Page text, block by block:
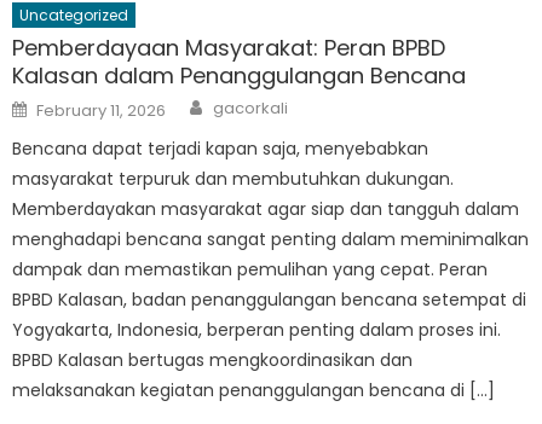
Uncategorized
Pemberdayaan Masyarakat: Peran BPBD
Kalasan dalam Penanggulangan Bencana
Posted
on
February 11, 2026 Author
gacorkali
Bencana dapat terjadi kapan saja, menyebabkan
masyarakat terpuruk dan membutuhkan dukungan.
Memberdayakan masyarakat agar siap dan tangguh dalam
menghadapi bencana sangat penting dalam meminimalkan
dampak dan memastikan pemulihan yang cepat. Peran
BPBD Kalasan, badan penanggulangan bencana setempat di
Yogyakarta, Indonesia, berperan penting dalam proses ini.
BPBD Kalasan bertugas mengkoordinasikan dan
melaksanakan kegiatan penanggulangan bencana di […]